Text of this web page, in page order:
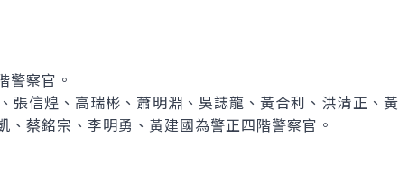
警察官。
信煌、高瑞彬、蕭明淵、吳誌龍、黃合利、洪清正、黃
蔡銘宗、李明勇、黃建國為警正四階警察官。